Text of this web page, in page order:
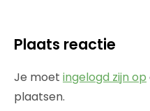
Plaats reactie
Je moet ingelogd zijn op
plaatsen.